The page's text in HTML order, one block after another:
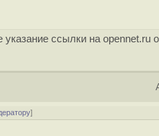
указание ссылки на opennet.ru
]